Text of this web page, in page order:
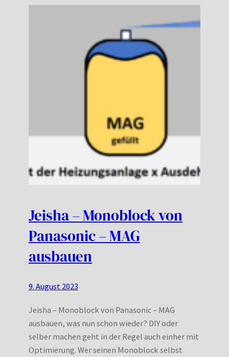
Jeisha – Monoblock von
Panasonic – MAG
ausbauen
9. August 2023
Jeisha – Monoblock von Panasonic – MAG
ausbauen, was nun schon wieder? DIY oder
selber machen geht in der Regel auch einher mit
Optimierung. Wer seinen Monoblock selbst